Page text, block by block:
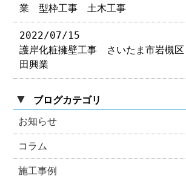
業 型枠工事 土木工事
2022/07/15
護岸化粧擁壁工事 さいたま市岩槻
田興業
▼ ブログカテゴリ
お知らせ
コラム
施工事例